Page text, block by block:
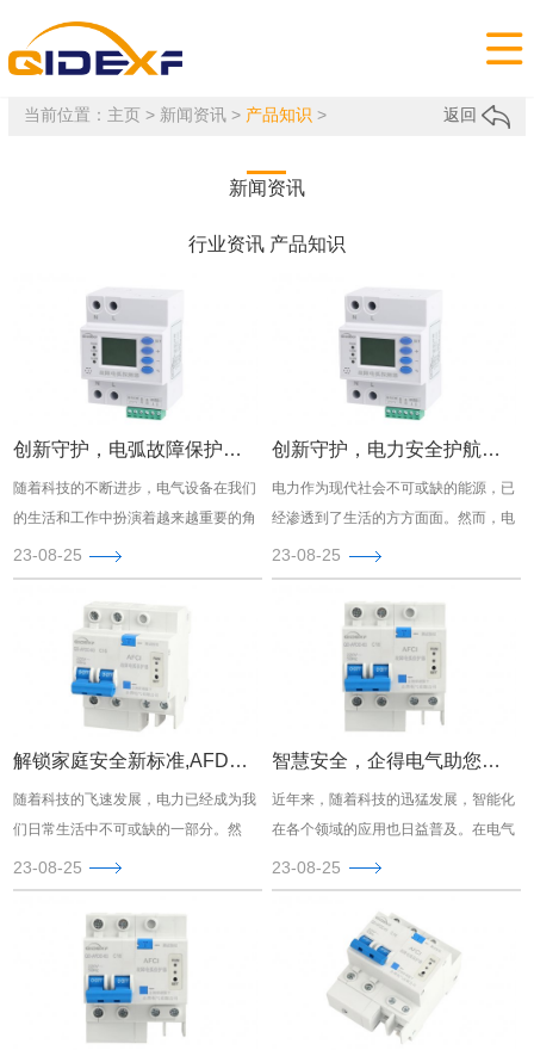

当前位置： 主页> 新闻资讯> 产品知识 > 返回
新闻资讯
行业资讯 产品知识
创新守护，电弧故障保护器推动电气安全新潮流！
随着科技的不断进步，电气设备在我们
的生活和工作中扮演着越来越重要的角
色。然而，电气设备的安全隐患也时刻
存在着，特别是电弧故障可能引发的火
灾风险。为了切实保障生命财产安全，
让电气安全迈上新台阶，企得电气作为
行业带动者，为您推出了革命性的解决
方案——电弧故障保护器。
23-08-25
创新守护，电力安全护航——企得电气电弧故障保护器助您守护家园
电力作为现代社会不可或缺的能源，已
经渗透到了生活的方方面面。然而，电
力也带来了一些潜在的风险，其中之一
就是电弧故障。电弧故障不仅会对电力
系统造成损害，还可能引发火灾甚至人
身伤害。为了更好地保障电力系统的安
全稳定运行，企得电气倾力推出了有效
可靠的电弧故障保护器，为您的家园安
23-08-25
解锁家庭安全新标准,AFDD：企得电气推动安全电力革命
随着科技的飞速发展，电力已经成为我
们日常生活中不可或缺的一部分。然
而，与此同时，电力带来的潜在风险也
在不断增加。为了保护家庭和财产安
全，现在是时候认识并采用新的电气安
全技术了。本文将向您介绍AFDD（弧
故障检测器）技术，并为您介绍在这一
领域上游的企得电气公司。
23-08-25
智慧安全，企得电气助您守护万家
近年来，随着科技的迅猛发展，智能化
在各个领域的应用也日益普及。在电气
领域，企得电气以其突出的技术实力和
创新的解决方案，成为了行业的领军企
业。不仅如此，企得电气更是将智能与
安全紧密结合，为用户提供了全新的电
气安全体验。
23-08-25